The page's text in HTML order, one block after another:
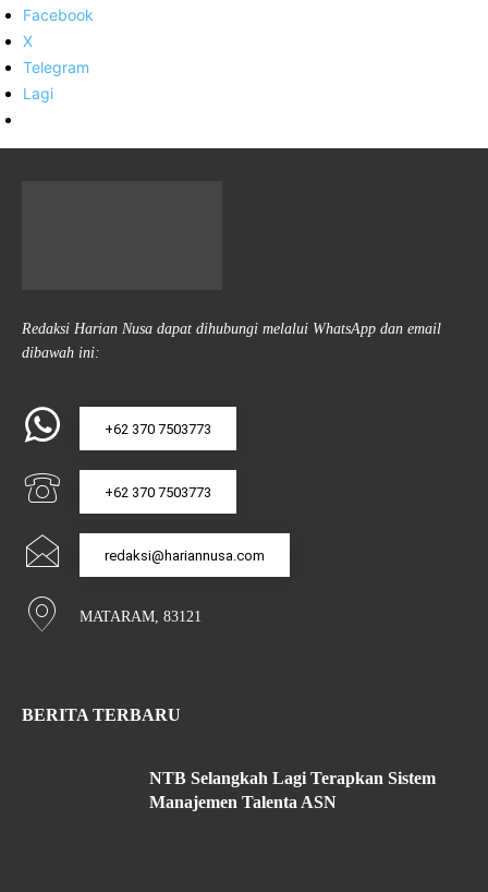
Facebook
X
Telegram
Lagi
Redaksi Harian Nusa dapat dihubungi melalui WhatsApp dan email
dibawah ini:
+62 370 7503773
+62 370 7503773
redaksi@hariannusa.com
MATARAM, 83121
BERITA TERBARU
NTB Selangkah Lagi Terapkan Sistem
Manajemen Talenta ASN